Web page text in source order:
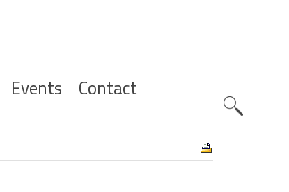
Events Contact